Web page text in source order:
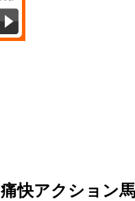
快アクション